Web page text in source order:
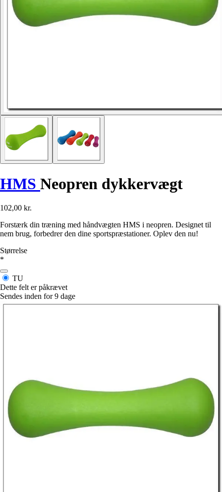
HMS Neopren dykkervægt
102,00 kr.
Forstærk din træning med håndvægten HMS i neopren. Designet til
nem brug, forbedrer den dine sportspræstationer. Oplev den nu!
Størrelse
*
TU
Dette felt er påkrævet
Sendes inden for 9 dage